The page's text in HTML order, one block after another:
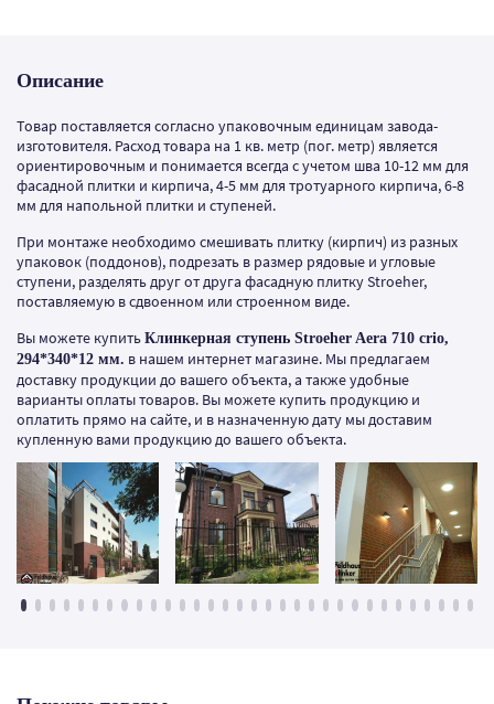
Описание
Товар поставляется согласно упаковочным единицам завода-
изготовителя. Расход товара на 1 кв. метр (пог. метр) является
ориентировочным и понимается всегда с учетом шва 10-12 мм для
фасадной плитки и кирпича, 4-5 мм для тротуарного кирпича, 6-8
мм для напольной плитки и ступеней.
При монтаже необходимо смешивать плитку (кирпич) из разных
упаковок (поддонов), подрезать в размер рядовые и угловые
ступени, разделять друг от друга фасадную плитку Stroeher,
поставляемую в сдвоенном или строенном виде.
Вы можете купить Клинкерная ступень Stroeher Aera 710 crio,
294*340*12 мм. в нашем интернет магазине. Мы предлагаем
доставку продукции до вашего объекта, а также удобные
варианты оплаты товаров. Вы можете купить продукцию и
оплатить прямо на сайте, и в назначенную дату мы доставим
купленную вами продукцию до вашего объекта.